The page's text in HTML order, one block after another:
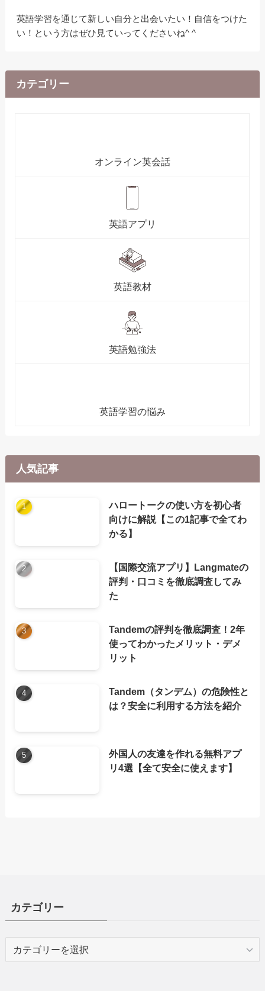
英語学習を通じて新しい自分と出会いたい！自信をつけた
い！という方はぜひ見ていってくださいね^ ^
カテゴリー
オンライン英会話
英語アプリ
英語教材
英語勉強法
英語学習の悩み
人気記事
ハロートークの使い方を初心者
向けに解説【この1記事で全てわ
かる】
【国際交流アプリ】Langmateの
評判・口コミを徹底調査してみ
た
Tandemの評判を徹底調査！2年
使ってわかったメリット・デメ
リット
Tandem（タンデム）の危険性と
は？安全に利用する方法を紹介
外国人の友達を作れる無料アプ
リ4選【全て安全に使えます】
カテゴリー